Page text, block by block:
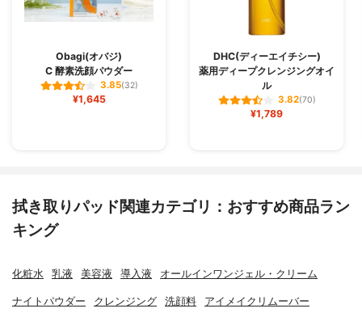
Obagi(オバジ)
C 酵素洗顔パウダー
3.85(32)
¥1,645
DHC(ディーエイチシー)
薬用ディープクレンジングオイ
ル
3.82(70)
¥1,789
拭き取りパッド関連カテゴリ：おすすめ商品ラン
キング
化粧水 乳液 美容液 導入液 オールインワンジェル・クリーム
ナイトパウダー クレンジング 洗顔料 アイメイクリムーバー